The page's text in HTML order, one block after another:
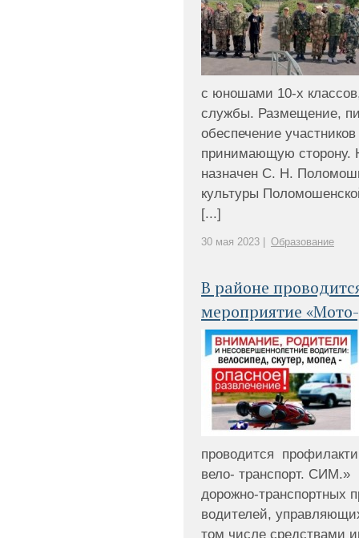
с юношами 10-х
службы. Размещение,
обеспечение
принимающую сторону.
назначен С. Н.
культуры
[...]
30 мая 2023 | Образование
В районе
мероприятие
проводится
вело- транспорт. СИМ.»
дорожно-транспортных
водителей,
том числе средствами